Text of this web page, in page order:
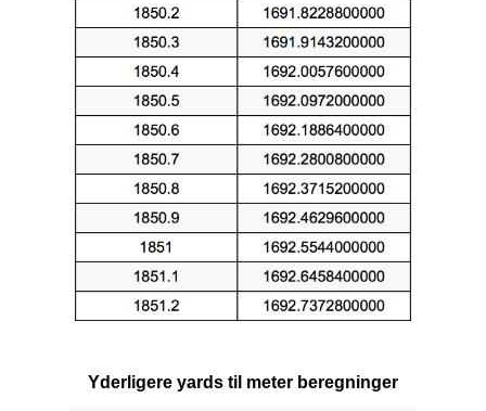
Yderligere yards til meter beregninger